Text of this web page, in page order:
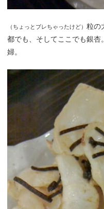
（ちょっとブレちゃったけど）粒の
都でも、そしてここでも銀
婦。